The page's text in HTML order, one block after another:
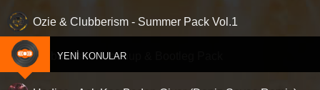
Ozie & Clubberism - Summer Pack Vol.1
Clubberism - Mashup & Bootleg Pack
YENI KONULAR